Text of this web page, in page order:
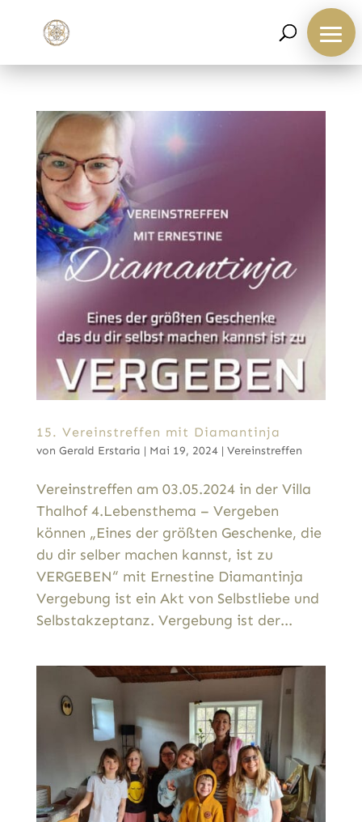
15. Vereinstreffen mit Diamantinja
von Gerald Erstaria | Mai 19, 2024| Vereinstreffen
Vereinstreffen am 03.05.2024 in der Villa
Thalhof 4.Lebensthema – Vergeben
können „Eines der größten Geschenke, die
du dir selber machen kannst, ist zu
VERGEBEN“ mit Ernestine Diamantinja
Vergebung ist ein Akt von Selbstliebe und
Selbstakzeptanz. Vergebung ist der...